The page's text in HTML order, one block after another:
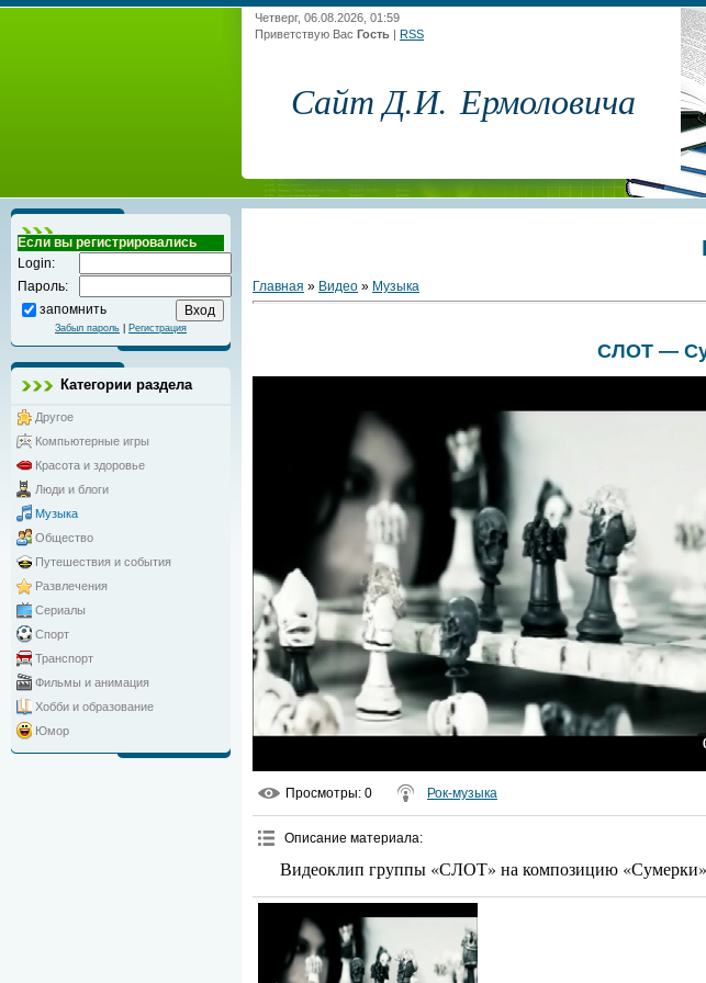
Четверг, 06.08.2026, 01:59
Приветствую Вас Гость | RSS
Сайт Д.И. Ермоловича
Если вы регистрировались
Login:
Пароль:
запомнить
Забыл пароль Регистрация
Категории раздела
Другое
Компьютерные игры
Красота и здоровье
Люди и блоги
Музыка
Общество
Путешествия и события
Развлечения
Сериалы
Спорт
Транспорт
Фильмы и анимация
Хобби и образование
Юмор
Главная » Видео » Музыка
СЛОТ —
Просмотры: 0 Рок-музыка
Описание материала:
Видеоклип группы «СЛОТ» на композицию